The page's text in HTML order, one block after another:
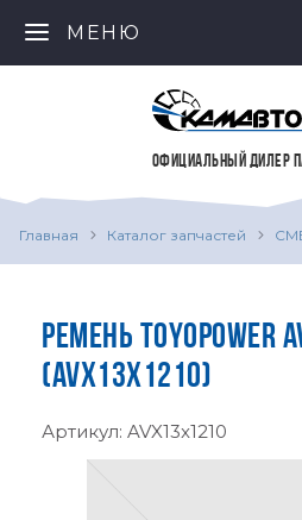
МЕНЮ
ОФИЦИАЛЬНЫЙ ДИЛЕР
Главная Каталог запчастей
РЕМЕНЬ TOYOPOWER
(AVX13X1210)
Артикул: AVX13x1210